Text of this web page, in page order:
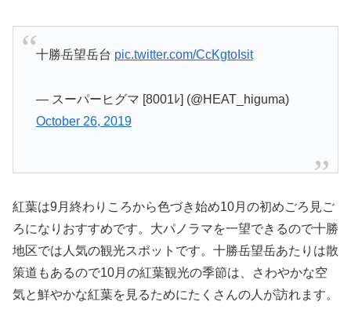
十勝岳望岳台 pic.twitter.com/CcKgtoIsit
— スーパーヒグマ [8001ﾚ] (@HEAT_higuma)
October 26, 2019
紅葉は9月終わりころから色づき始め10月の初めごろ見ご
ろになりおすすめです。大パノラマを一望できるので十勝
地区では人気の観光スポットです。十勝岳望岳あたりは散
策道もあるので10月の紅葉観光の季節は、さわやかな空
気と鮮やかな紅葉を見るためにたくさんの人が訪れます。